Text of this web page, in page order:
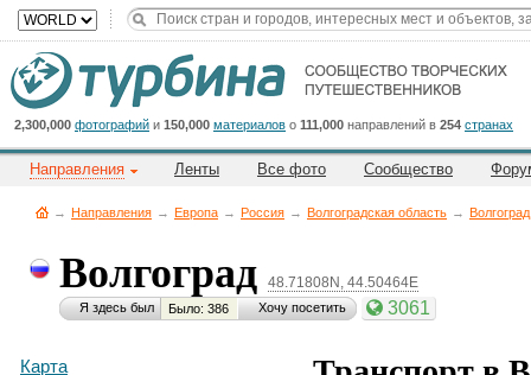
2,300,000 фотографий и 150,000 материалов о 111,000 направлений в 254 странах
Направления Ленты Все фото Сообщество
→ Направления → Европа → Россия → Волгоградская область → Волгоград
Волгоград 48.71808N, 44.50464E
Я здесь был Было: 386 Хочу посетить 3061
Карта
Cейчас
на
сайте:
Title
Button